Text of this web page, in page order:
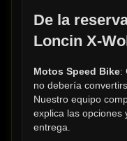
De la
Loncin X-
Motos Speed Bike:
no debería
Nuestro equipo
explica las opciones
entrega.